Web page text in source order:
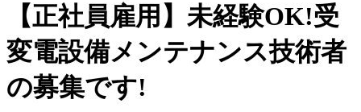
【正社員雇用】未経験OK!受
変電設備メンテナンス技術者
の募集です!